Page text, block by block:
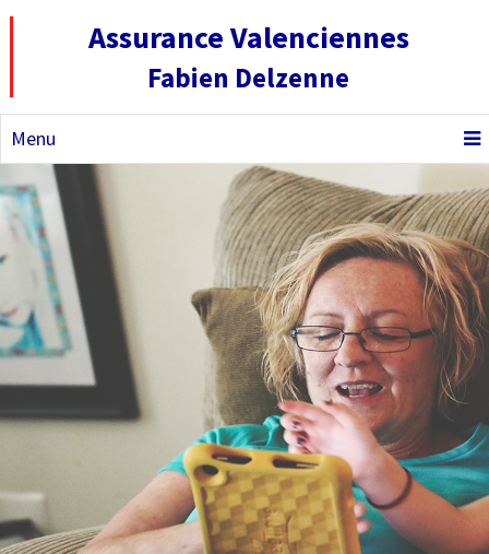
Assurance Valenciennes
Fabien Delzenne
Menu